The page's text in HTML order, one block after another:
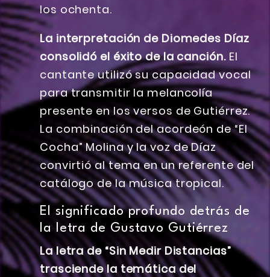
los ochenta.
La interpretación de Diomedes Díaz
consolidó el éxito de la canción.El
cantante utilizó su capacidad vocal
para transmitir la melancolía
presente en los versos de Gutiérrez.
La combinación del acordeón de “El
Cocha” Molina y la voz de Díaz
convirtió al tema en un referente del
catálogo de la música tropical.
El significado profundo detrás de
la letra de Gustavo Gutiérrez
La letra de “Sin Medir Distancias”
trasciende la temática del